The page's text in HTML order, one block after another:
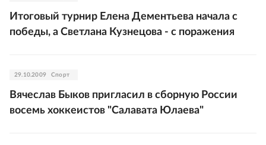
Итоговый турнир Елена Дементьева начала с
победы, а Светлана Кузнецова - с поражения
29.10.2009 Спорт
Вячеслав Быков пригласил в сборную России
восемь хоккеистов "Салавата Юлаева"